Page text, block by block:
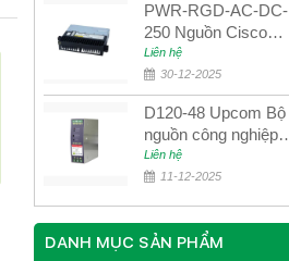
PWR-RGD-AC-DC-
250 Nguồn Cisco
Industrial 250W
PoE/PoE+
Liên hệ
30-12-2025
D120-48 Upcom Bộ
nguồn công nghiệp
đầu ra đơn 120W
48VDC
Liên hệ
11-12-2025
DANH MỤC SẢN PHẨM